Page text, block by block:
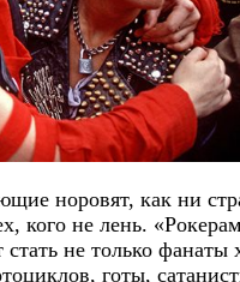
норовят, как ни
кого не лень.
не только фанаты
готы,